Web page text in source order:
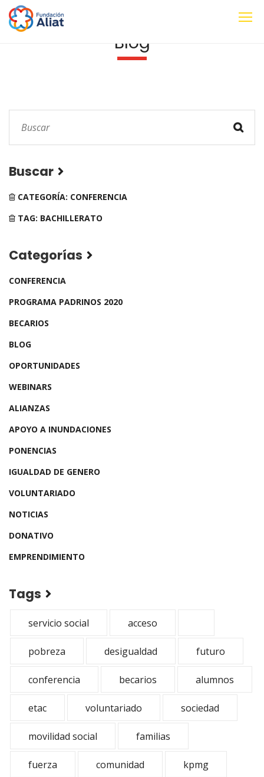
Blog
Buscar
CATEGORÍA: CONFERENCIA
TAG: BACHILLERATO
Categorías
CONFERENCIA
PROGRAMA PADRINOS 2020
BECARIOS
BLOG
OPORTUNIDADES
WEBINARS
ALIANZAS
APOYO A INUNDACIONES
PONENCIAS
IGUALDAD DE GENERO
VOLUNTARIADO
NOTICIAS
DONATIVO
EMPRENDIMIENTO
Tags
servicio social acceso
pobreza desigualdad futuro
conferencia becarios alumnos
etac voluntariado sociedad
movilidad social familias
fuerza comunidad kpmg